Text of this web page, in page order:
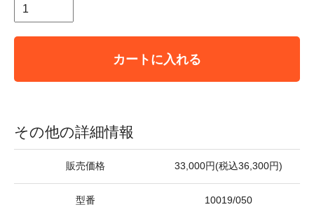
カートに入れる
その他の詳細情報
販売価格 33,000円(税込36,300円)
型番 10019/050